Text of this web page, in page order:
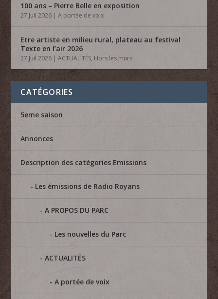
100 ans – Pierre Belle en exposition
27 Juil 2026 |A portée de voix
Etre artiste en milieu rural, plateau au festival
Texte en l’air 2026
27 Juil 2026 |ACTUALITÉS, Hors les murs
CATÉGORIES
5eme saison
Annonces
Description des catégories Emissions
Les émissions de Radio Royans
A PROPOS DU PARC
Les nouvelles du Parc
ACTUALITÉS
A portée de voix